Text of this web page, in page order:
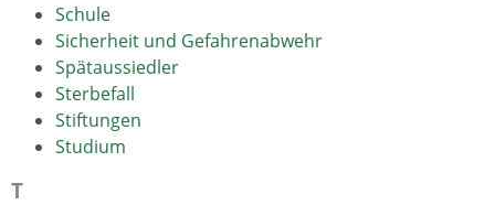
Schule
Sicherheit und Gefahrenabwehr
Spätaussiedler
Sterbefall
Stiftungen
Studium
T